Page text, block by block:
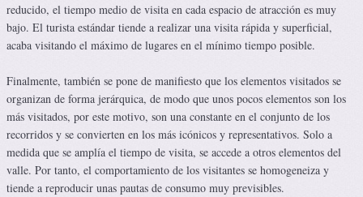
reducido, el tiempo medio de visita en cada espacio de atracción es muy
bajo. El turista estándar tiende a realizar una visita rápida y superficial,
acaba visitando el máximo de lugares en el mínimo tiempo posible.
Finalmente, también se pone de manifiesto que los elementos visitados se
organizan de forma jerárquica, de modo que unos pocos elementos son los
más visitados, por este motivo, son una constante en el conjunto de los
recorridos y se convierten en los más icónicos y representativos. Solo a
medida que se amplía el tiempo de visita, se accede a otros elementos del
valle. Por tanto, el comportamiento de los visitantes se homogeneiza y
tiende a reproducir unas pautas de consumo muy previsibles.